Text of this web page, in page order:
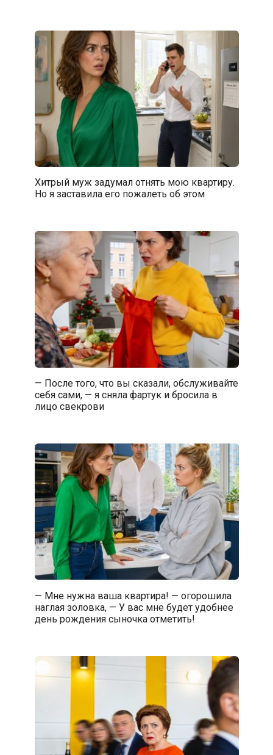
Хитрый муж задумал отнять мою квартиру.
Но я заставила его пожалеть об этом
— После того, что вы сказали, обслуживайте
себя сами, — я сняла фартук и бросила в
лицо свекрови
— Мне нужна ваша квартира! — огорошила
наглая золовка, — У вас мне будет удобнее
день рождения сыночка отметить!